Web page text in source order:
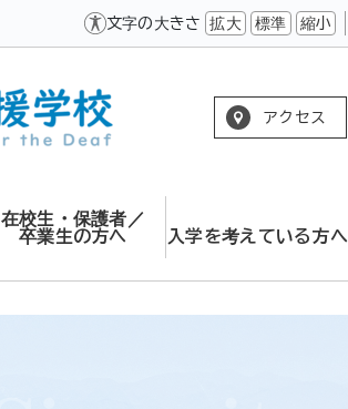
文字の大きさ 拡大 標準 縮小
アクセス
在校生・保護者／
卒業生の方へ
入学を考えている方へ